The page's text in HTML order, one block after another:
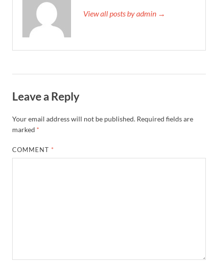
View all posts by admin →
Leave a Reply
Your email address will not be published. Required fields are
marked *
COMMENT *